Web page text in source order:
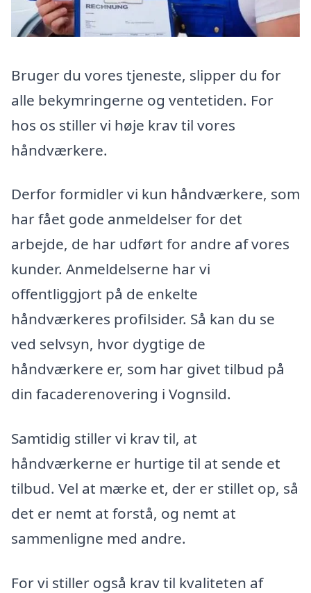
Bruger du vores tjeneste, slipper du for
alle bekymringerne og ventetiden. For
hos os stiller vi høje krav til vores
håndværkere.
Derfor formidler vi kun håndværkere, som
har fået gode anmeldelser for det
arbejde, de har udført for andre af vores
kunder. Anmeldelserne har vi
offentliggjort på de enkelte
håndværkeres profilsider. Så kan du se
ved selvsyn, hvor dygtige de
håndværkere er, som har givet tilbud på
din facaderenovering i Vognsild.
Samtidig stiller vi krav til, at
håndværkerne er hurtige til at sende et
tilbud. Vel at mærke et, der er stillet op, så
det er nemt at forstå, og nemt at
sammenligne med andre.
For vi stiller også krav til kvaliteten af